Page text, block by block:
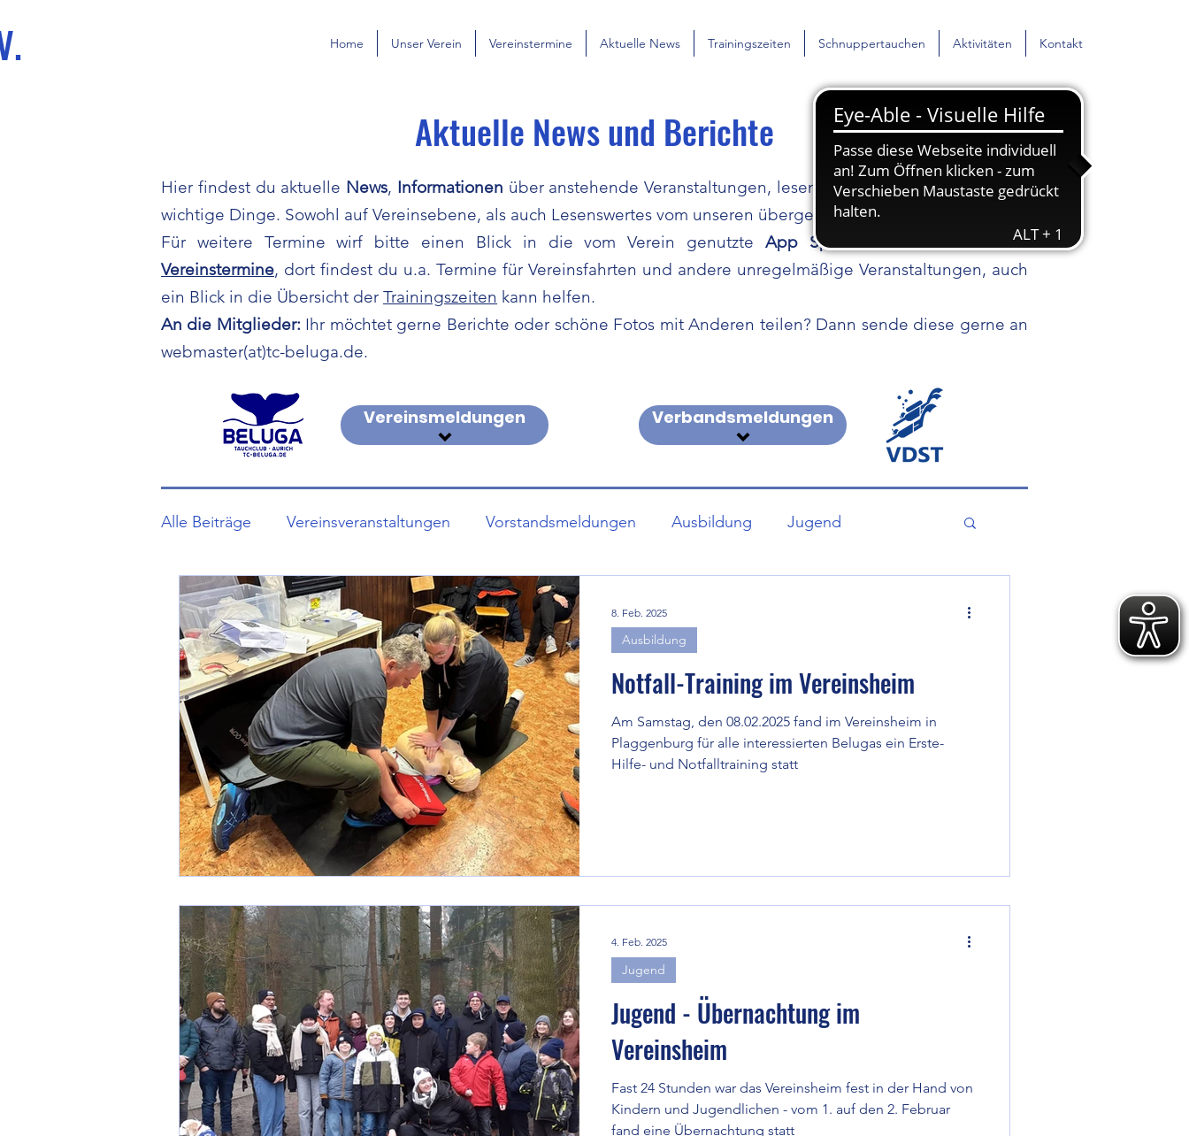
Home Unser Verein Vereinstermine Aktuelle News Trainingszeiten Schnuppertauchen Aktivitäten Kontakt
Aktuelle News und Berichte
Hier findest du aktuelle News, Informationen über anstehende Veranstaltungen, lesenswerteBerichteund andere
wichtige Dinge. Sowohl auf Vereinsebene, als auch Lesenswertes vom unseren übergeordneten Verbänden.
Für weitere Termine wirf bitte einen Blick in die vom Verein genutzte App Spond
oder auf die Seite
Vereinstermine, dort findest du u.a. Termine für Vereinsfahrten und andere unregelmäßige Veranstaltungen, auch
ein Blick in die Übersicht der Trainingszeiten kann helfen.
An die Mitglieder: Ihr möchtet gerne Berichte oder schöne Fotos mit Anderen teilen? Dann sende diese gerne an
webmaster(at)tc-beluga.de.
Vereinsmeldungen Verbandsmeldungen
Alle Beiträge Vereinsveranstaltungen Vorstandsmeldungen Ausbildung Jugend
Trainingszeiten aktuelle Terminliste Anleitung Spond Anmeldung
Trainingszeiten Ferien & co
Notfall-Training im Vereinsheim
Am Samstag, den 08.02.2025 fand im Vereinsheim in
Plaggenburg für alle interessierten Belugas ein Erste-
Hilfe- und Notfalltraining statt
Ausbildung
8. Feb. 2025
Jugend - Übernachtung im
Vereinsheim
Fast 24 Stunden war das Vereinsheim fest in der Hand von
Kindern und Jugendlichen - vom 1. auf den 2. Februar
fand eine Übernachtung statt
Jugend
4. Feb. 2025